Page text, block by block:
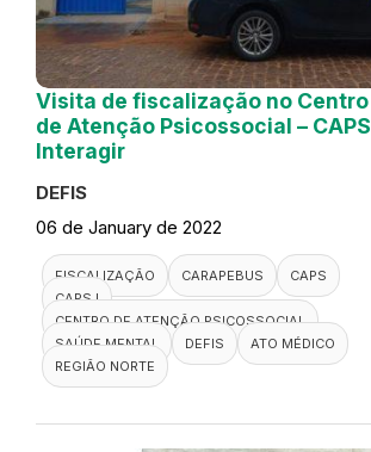
Visita de fiscalização no Centro
de Atenção Psicossocial – CAPS
Interagir
DEFIS
06 de January de 2022
FISCALIZAÇÃO CARAPEBUS
CAPS
CAPS I
CENTRO DE ATENÇÃO PSICOSSOCIAL
SAÚDE MENTAL
DEFIS
ATO MÉDICO
REGIÃO NORTE